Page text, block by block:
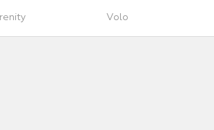
Volo